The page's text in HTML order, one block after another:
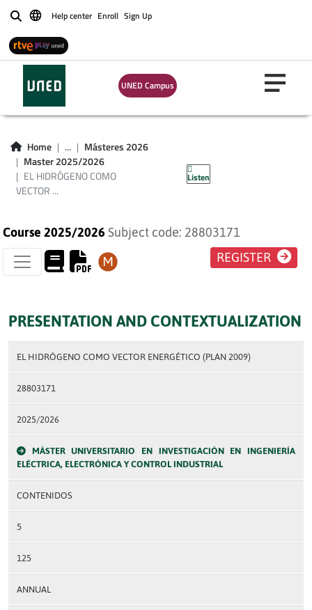
BuscarHelp center Enroll Sign Up
UNED Campus
Home ...
Másteres 2026
Master 2025/2026
EL HIDRÓGENO COMO
VECTOR ...
Listen
EL HIDRÓGENO
COMO VECTOR
ENERGÉTICO (PLAN
2009)
Course 2025/2026 Subject code: 28803171
REGISTER
PRESENTATION AND CONTEXTUALIZATION
EL HIDRÓGENO COMO VECTOR ENERGÉTICO (PLAN 2009)
28803171
2025/2026
MÁSTER UNIVERSITARIO EN INVESTIGACIÓN EN INGENIERÍA
ELÉCTRICA, ELECTRÓNICA Y CONTROL INDUSTRIAL
CONTENIDOS
5
125
ANNUAL